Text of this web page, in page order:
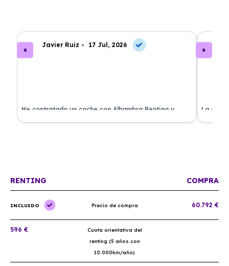
Javier Ruiz - 17 Jul, 2026
He contratado un coche con Alhambra Renting y
estoy impresionado. Todo ha sido transparente y sin
La
RENTING COMPRA
INCLUIDO Precio de compra 60.792 €
596 €
Cuota orientativa del
renting (5 años con
10.000km/año)